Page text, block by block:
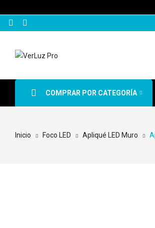
COMPRAR POR CATEGORÍA
Inicio Foco LED Apliqué LED Muro